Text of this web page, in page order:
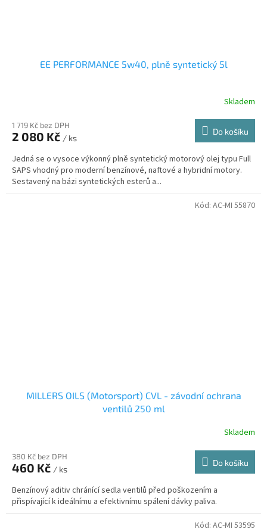
EE PERFORMANCE 5w40, plně syntetický 5l
Skladem
1 719 Kč bez DPH
2 080 Kč / ks
Do košíku
Jedná se o vysoce výkonný plně syntetický motorový olej typu Full
SAPS vhodný pro moderní benzínové, naftové a hybridní motory.
Sestavený na bázi syntetických esterů a...
MILLERS OILS (Motorsport) CVL - závodní ochrana
ventilů 250 ml
Skladem
380 Kč bez DPH
460 Kč / ks
Do košíku
Benzínový aditiv chránící sedla ventilů před poškozením a
přispívající k ideálnímu a efektivnímu spálení dávky paliva.
Kód: AC-MI 55870
Kód: AC-MI 53595